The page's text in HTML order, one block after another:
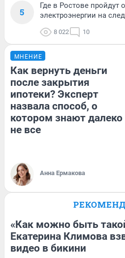
5
Где в Ростове пройдут
электроэнергии на
8 022 10
МНЕНИЕ
Как вернуть деньги
после закрытия
ипотеки? Эксперт
назвала способ, о
котором знают далеко
не все
Анна Ермакова
«Как можно быть
Екатерина Климова
видео в бикини